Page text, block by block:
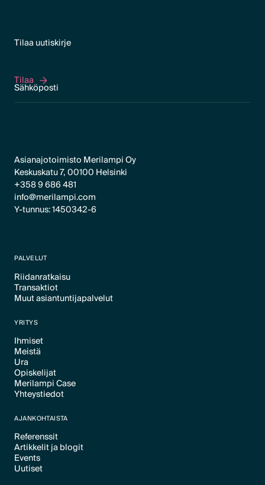
Tilaa uutiskirje
Tilaa
Tilaa
Asianajotoimisto Merilampi Oy
Keskuskatu 7, 00100 Helsinki
+358 9 686 481
info@merilampi.com
Y-tunnus: 1450342-6
PALVELUT
Riidanratkaisu
Text Link
Transaktiot
Text Link
Muut asiantuntijapalvelut
YRITYS
Ihmiset
Text Link
Meistä
Text Link
Ura
Text Link
Opiskelijat
Text Link
Merilampi Case
Text Link
Yhteystiedot
AJANKOHTAISTA
Referenssit
Text Link
Artikkelit ja blogit
Text Link
Events
Text Link
Uutiset